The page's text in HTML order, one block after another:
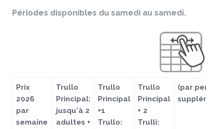
Périodes disponibles du samedi au samedi.
Prix
2026
par
semaine
Trullo
Principal:
jusqu'à 2
adultes +
Trullo
Principal
+1
Trullo:
Trullo
Principal
+ 2
Trulli:
(par